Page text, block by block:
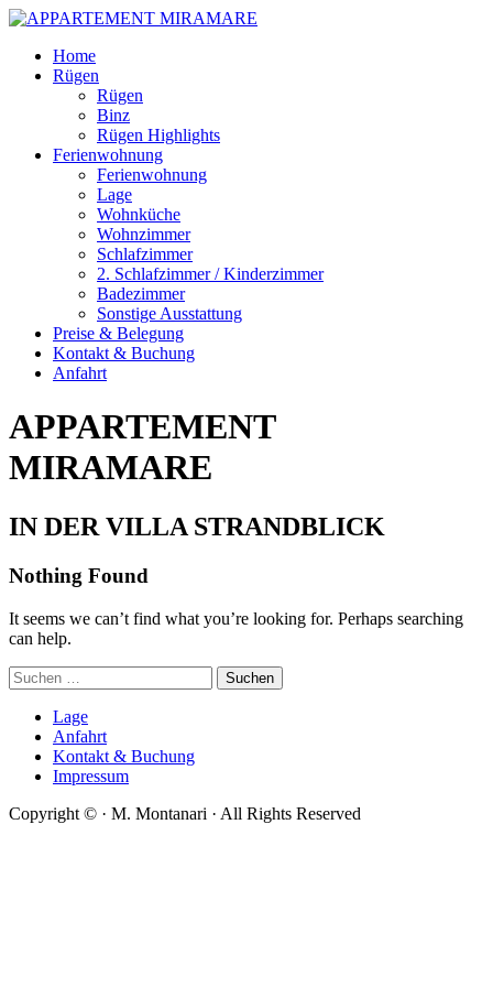
Skip
Home
Rügen
Rügen
Binz
Rügen Highlights
Ferienwohnung
Ferienwohnung
Lage
Wohnküche
Wohnzimmer
Schlafzimmer
2. Schlafzimmer / Kinderzimmer
Badezimmer
Sonstige Ausstattung
Preise & Belegung
Kontakt & Buchung
Anfahrt
APPARTEMENT
MIRAMARE
IN DER VILLA STRANDBLICK
Nothing Found
It seems we can’t find what you’re looking for. Perhaps searching
can help.
Suchen
nach:
Lage
Anfahrt
Kontakt & Buchung
Impressum
Copyright © · M. Montanari · All Rights Reserved